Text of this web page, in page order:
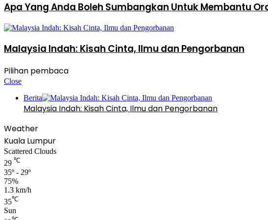
Apa Yang Anda Boleh Sumbangkan Untuk Membantu
Malaysia Indah: Kisah Cinta, Ilmu dan Pengorbanan
Pilihan pembaca
Close
Berita
Malaysia Indah: Kisah Cinta, Ilmu dan Pengorbanan
Weather
Kuala Lumpur
Scattered Clouds
29 ℃
35º - 29º
75%
1.3 km/h
35℃
Sun